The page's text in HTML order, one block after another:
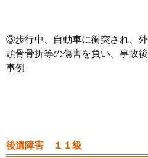
③歩行中、自動車に衝突され、
頭骨骨折等の傷害を負い、事故
事例
後遺障害 １１級